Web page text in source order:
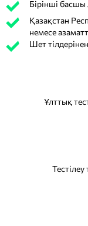
Бірінші басшы
Қазақстан
немесе
Шет
Ұлттық
Тестілеу